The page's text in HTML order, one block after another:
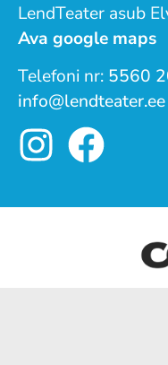
LendTeater asub
Ava google maps
Telefoni nr: 5560
info@lendteater.ee